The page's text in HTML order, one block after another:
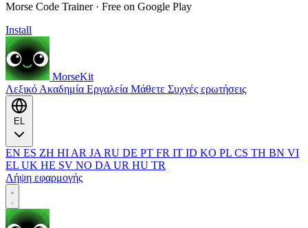
Morse Code Trainer · Free on Google Play
Install
MorseKit
Λεξικό Ακαδημία Εργαλεία Μάθετε Συχνές ερωτήσεις
EN ES ZH HI AR JA RU DE PT FR IT ID KO PL CS TH BN VI
EL UK HE SV NO DA UR HU TR
Λήψη εφαρμογής